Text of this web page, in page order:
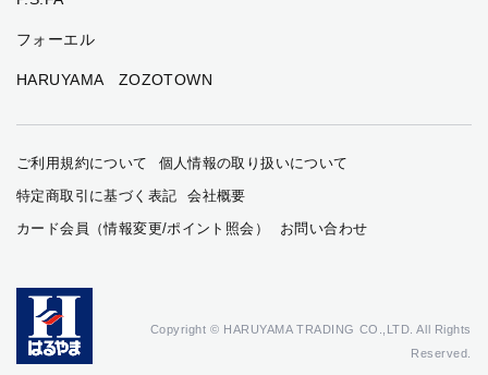
フォーエル
HARUYAMA ZOZOTOWN
ご利用規約について
個人情報の取り扱いについて
特定商取引に基づく表記
会社概要
カード会員（情報変更/ポイント照会）
お問い合わせ
Copyright © HARUYAMA TRADING CO.,LTD. All Rights
Reserved.